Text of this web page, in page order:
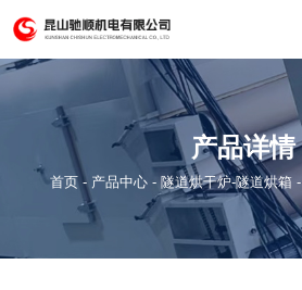
产品详情
首页 - 产品中心 - 隧道烘干炉-隧道烘箱 -